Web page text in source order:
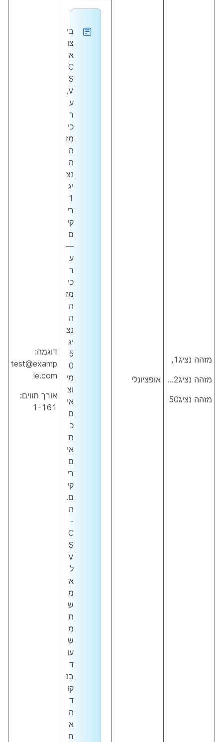
מזהה נציג1,
מזהה נציג2…
מזהה נציג50
אופציונלי
בי
צו
א
C
S
V,
ע
ר
כי
מז
ה
ה
נצ
יג
1
רי
קי
ם
—
ע
ר
כי
מז
ה
ה
נצ
יג
5
0
מי
וצ
אי
ם
כ
ת
אי
ם
רי
קי
ם.
ה
-
C
S
V
ל
א
מ
ש
ת
מ
ש
עו
ד
בנ
קו
ד
ה
א
ח
דוגמה:
test@examp
le.com
אורך תווים:
1-161